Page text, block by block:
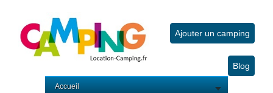
Ajouter un camping
Blog
Accueil